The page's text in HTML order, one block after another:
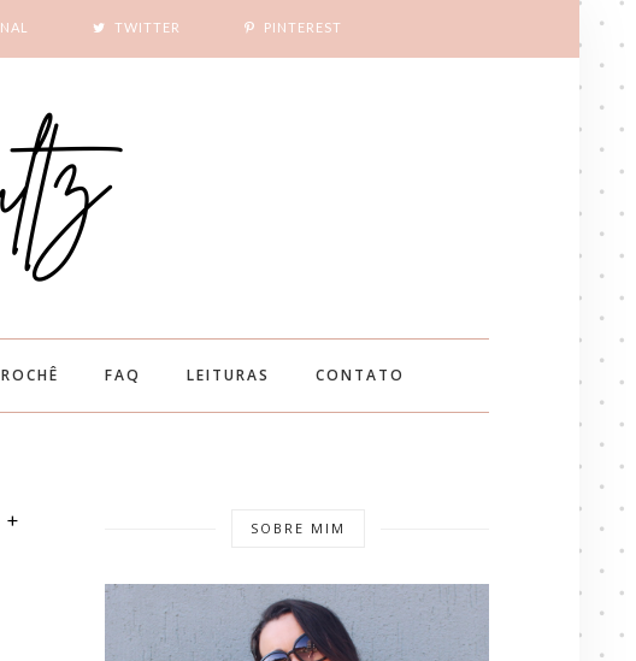
TWITTER PINTEREST
FAQ LEITURAS CONTATO
+
SOBRE MIM